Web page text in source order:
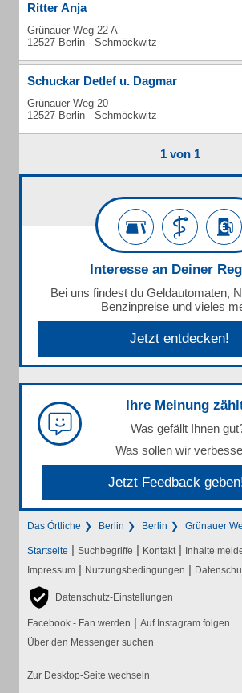
Ritter Anja
Grünauer Weg 22 A
12527 Berlin - Schmöckwitz
Schuckar Detlef u. Dagmar
Grünauer Weg 20
12527 Berlin - Schmöckwitz
1 von 1
Interesse an Deiner
Bei uns findest du Geldautomaten,
Benzinpreise und vieles
Jetzt entdecken!
Ihre Meinung
Was gefällt Ihnen
Was sollen wir
Jetzt Feedback
Das Örtliche Berlin Berlin Grünauer
Startseite | Suchbegriffe | Kontakt | Inhalte
Impressum | Nutzungsbedingungen |
Datenschutz-Einstellungen
Facebook - Fan werden | Auf Instagram folgen
Über den Messenger suchen
Zur Desktop-Seite wechseln